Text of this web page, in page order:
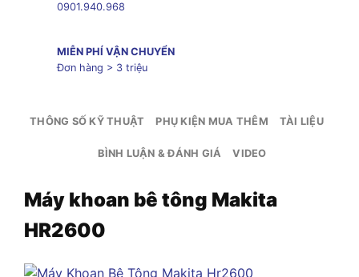
0901.940.968
MIỄN PHÍ VẬN CHUYỂN
Đơn hàng > 3 triệu
THÔNG SỐ KỸ THUẬT PHỤ KIỆN MUA THÊM TÀI LIỆU
BÌNH LUẬN & ĐÁNH GIÁ VIDEO
Máy khoan bê tông Makita
HR2600